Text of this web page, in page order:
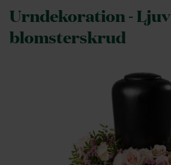
Urndekoration - Ljuv
blomsterskrud